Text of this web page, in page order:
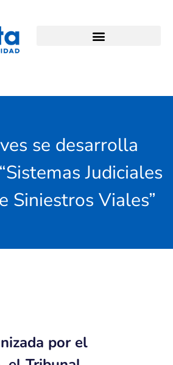
se desarrolla
Judiciales
Siniestros Viales”
por el